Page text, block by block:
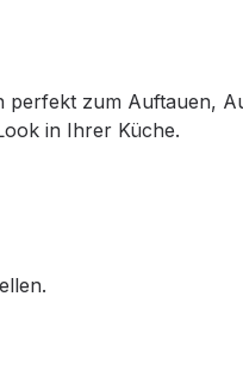
perfekt zum Auftauen,
in Ihrer Küche.